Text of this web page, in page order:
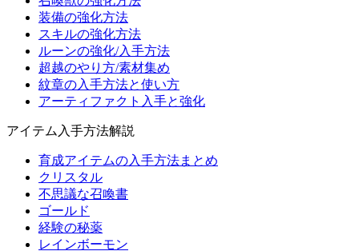
装備の強化方法
スキルの強化方法
ルーンの強化/入手方法
超越のやり方/素材集め
紋章の入手方法と使い方
アーティファクト入手と強化
アイテム入手方法解説
育成アイテムの入手方法まとめ
クリスタル
不思議な召喚書
ゴールド
経験の秘薬
レインボーモン